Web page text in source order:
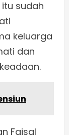
sudah
keluarga
dan
Faisal